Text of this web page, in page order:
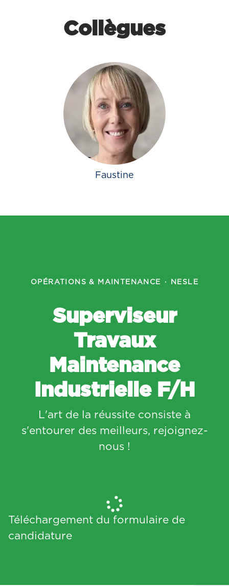
Collègues
Faustine
OPÉRATIONS & MAINTENANCE · NESLE
Superviseur
Travaux
Maintenance
Industrielle F/H
L'art de la réussite consiste à
s'entourer des meilleurs, rejoignez-
nous !
Téléchargement du formulaire de
candidature